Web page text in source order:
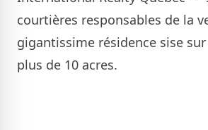
courtières responsables de la
gigantissime résidence sise
plus de 10 acres.